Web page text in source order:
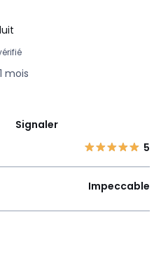
mois
Signaler
5
Impeccable